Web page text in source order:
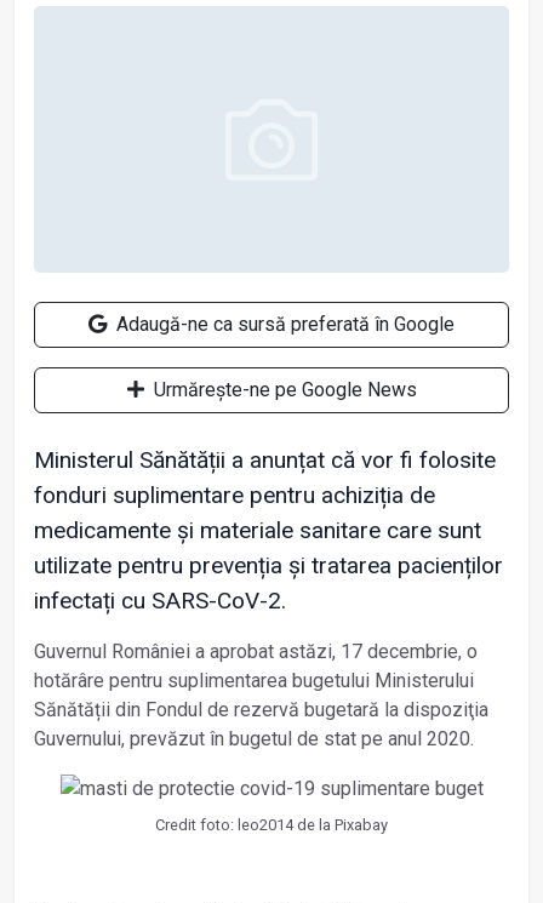
Adaugă-ne ca sursă preferată în Google
Urmărește-ne pe Google News
Ministerul Sănătății a anunțat că vor fi folosite
fonduri suplimentare pentru achiziția de
medicamente și materiale sanitare care sunt
utilizate pentru prevenția și tratarea pacienților
infectați cu SARS-CoV-2.
Guvernul României a aprobat astăzi, 17 decembrie, o
hotărâre pentru suplimentarea bugetului Ministerului
Sănătății din Fondul de rezervă bugetară la dispoziţia
Guvernului, prevăzut în bugetul de stat pe anul 2020.
Credit foto: leo2014 de la Pixabay